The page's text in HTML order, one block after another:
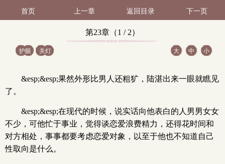
首页 上一章 返回目录 下一页
第23章（1 / 2）
护眼 关灯 大 中 小
&esp;&esp;果然外形比男人还粗犷，陆湛出来一眼就瞧见
了。
&esp;&esp;在现代的时候，说实话向他表白的人男男女女
不少，可他忙于事业，觉得谈恋爱浪费精力，还得花时间和
对方相处，事事都要考虑恋爱对象，以至于他也不知道自己
性取向是什么。